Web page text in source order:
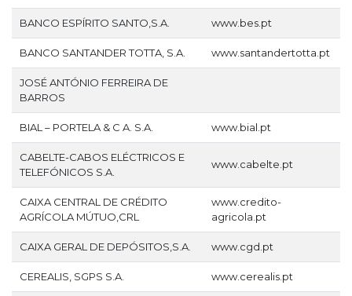
BANCO ESPÍRITO SANTO,S.A. www.bes.pt
BANCO SANTANDER TOTTA, S.A. www.santandertotta.pt
JOSÉ ANTÓNIO FERREIRA DE
BARROS
BIAL – PORTELA & C A. S.A. www.bial.pt
CABELTE-CABOS ELÉCTRICOS E
TELEFÓNICOS S.A.
www.cabelte.pt
CAIXA CENTRAL DE CRÉDITO
AGRÍCOLA MÚTUO,CRL
www.credito-
agricola.pt
CAIXA GERAL DE DEPÓSITOS,S.A. www.cgd.pt
CEREALIS, SGPS S.A. www.cerealis.pt